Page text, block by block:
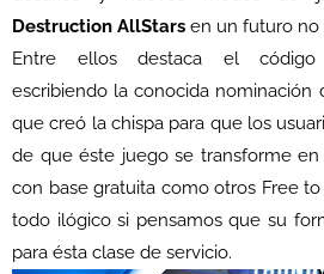
Destruction AllStars en un futuro no
Entre ellos destaca el
escribiendo la conocida nominación
que creó la chispa para que los
de que éste juego se transforme
con base gratuita como otros Free
todo ilógico si pensamos que su
para ésta clase de servicio.